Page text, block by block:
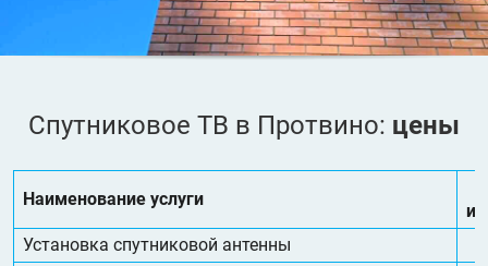
Спутниковое ТВ в Протвино: цены
Наименование услуги
Установка спутниковой антенны